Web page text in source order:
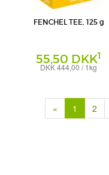
FENCHEL TEE, 125 g
55,50 DKK1
DKK 444,00 / 1kg
« 1 (current)
2